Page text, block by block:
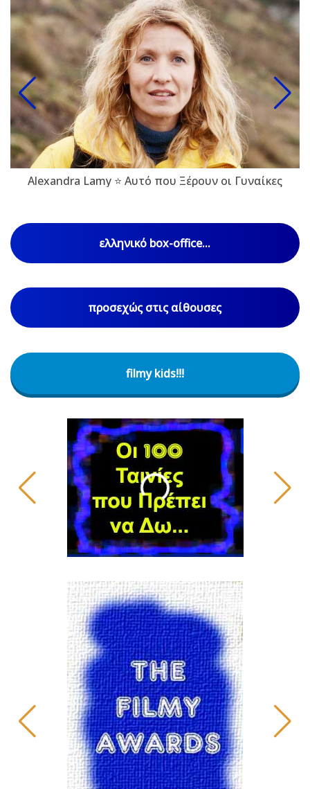
Alexandra Lamy ⭐ Αυτό που Ξέρουν οι Γυναίκες
ελληνικό box-office...
προσεχώς στις αίθουσες
filmy kids!!!